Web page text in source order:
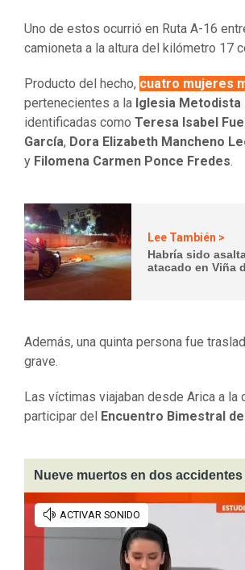
Uno de estos ocurrió en Ruta A-16
camioneta a la altura del kilómetro 17
Producto del hecho, cuatro mujeres
pertenecientes a la Iglesia
identificadas como Teresa Isabel
García, Dora Elizabeth Mancheno
y Filomena Carmen Ponce Fredes.
Lee También >
Habría sido
atacado en Viña
Además, una quinta persona fue
grave.
Las víctimas viajaban desde Arica a la
participar del
Encuentro Bimestral
Nueve muertos en dos